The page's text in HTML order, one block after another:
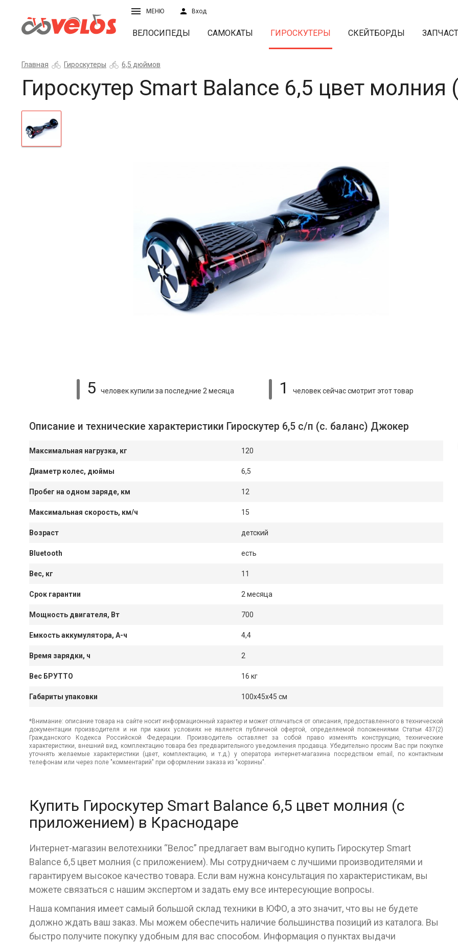
МЕНЮ Вход
ВЕЛОСИПЕДЫ САМОКАТЫ ГИРОСКУТЕРЫ СКЕЙТБОРДЫ
Главная Гироскутеры 6,5 дюймов
Гироскутер Smart Balance 6,5 цвет
5 человек купили за последние 2 месяца 1 человек сейчас смотритэтот товар
Описание и технические характеристики Гироскутер 6,5 с/п (с. баланс) Джокер
Максимальная нагрузка, кг 120
Диаметр колес, дюймы 6,5
Пробег на одном заряде, км 12
Максимальная скорость, км/ч 15
Возраст детский
Bluetooth есть
Вес, кг 11
Срок гарантии 2 месяца
Мощность двигателя, Вт 700
Емкость аккумулятора, А-ч 4,4
Время зарядки, ч 2
Вес БРУТТО 16 кг
Габариты упаковки 100x45x45 см
*Внимание: описание товара на сайте носит информационный характер и может отличаться от описания, предоставленного в технической
документации производителя и ни при каких условиях не является публичной офертой, определяемой положениями Статьи 437(2)
Гражданского Кодекса Российской Федерации. Производитель оставляет за собой право изменять конструкцию, технические
характеристики, внешний вид, комплектацию товара без предварительного уведомления продавца. Убедительно просим Вас при покупке
уточнять желаемые характеристики (цвет, комплектацию, и т.д.) у оператора интернет-магазина посредством email, по контактным
телефонам или через поле "комментарий" при оформлении заказа из "корзины".
Купить Гироскутер Smart Balance 6,5 цвет молния (с
приложением) в Краснодаре
Интернет-магазин велотехники “Велос” предлагает вам выгодно купить Гироскутер Smart
Balance 6,5 цвет молния (с приложением). Мы сотрудничаем с лучшими производителями и
гарантируем высокое качество товара. Если вам нужна консультация по характеристикам, вы
можете связаться с нашим экспертом и задать ему все интересующие вопросы.
Наша компания имеет самый большой склад техники в ЮФО, а это значит, что вы не будете
должно ждать ваш заказ. Мы можем обеспечить наличие большинства позиций из каталога. Вы
быстро получите покупку удобным для вас способом. Информация о пунктах выдачи